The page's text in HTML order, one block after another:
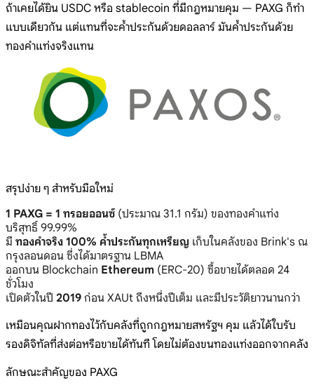
ถ้าเคยได้ยิน USDC หรือ stablecoin ที่มีกฎหมายคุม — PAXG ก็ทำ
แบบเดียวกัน แต่แทนที่จะค้ำประกันด้วยดอลลาร์ มันค้ำประกันด้วย
ทองคำแท่งจริงแทน
สรุปง่าย ๆ สำหรับมือใหม่
1 PAXG = 1 ทรอยออนซ์ (ประมาณ 31.1 กรัม) ของทองคำแท่ง
บริสุทธิ์ 99.99%
มี ทองคำจริง 100% ค้ำประกันทุกเหรียญ เก็บในคลังของ Brink's ณ
กรุงลอนดอน ซึ่งได้มาตรฐาน LBMA
ออกบน Blockchain Ethereum (ERC-20) ซื้อขายได้ตลอด 24
ชั่วโมง
เปิดตัวในปี 2019 ก่อน XAUt ถึงหนึ่งปีเต็ม และมีประวัติยาวนานกว่า
เหมือนคุณฝากทองไว้กับคลังที่ถูกกฎหมายสหรัฐฯ คุม แล้วได้ใบรับ
รองดิจิทัลที่ส่งต่อหรือขายได้ทันที โดยไม่ต้องขนทองแท่งออกจากคลัง
ลักษณะสำคัญของ PAXG